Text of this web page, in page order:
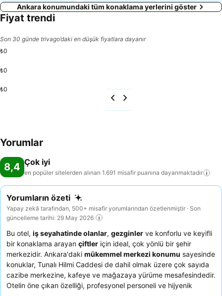
Ankara konumundaki tüm konaklama yerlerini göster
Fiyat trendi
Son 30 günde trivago’daki en düşük fiyatlara dayanır
₺0
₺0
₺0
Yorumlar
8,4 Çok iyi
en popüler sitelerden alınan 1.691 misafir puanına dayanmaktadır
Yorumların özeti
Yapay zekâ tarafından, 500+ misafir yorumlarından özetlenmiştir · Son
güncelleme tarihi: 29 May 2026
Bu otel, iş seyahatinde olanlar, gezginler ve konforlu ve keyifli
bir konaklama arayan çiftler için ideal, çok yönlü bir şehir
merkezidir. Ankara'daki mükemmel merkezi konumu sayesinde
konuklar, Tunalı Hilmi Caddesi de dahil olmak üzere çok sayıda
cazibe merkezine, kafeye ve mağazaya yürüme mesafesindedir.
Otelin öne çıkan özelliği, profesyonel personeli ve hijyenik